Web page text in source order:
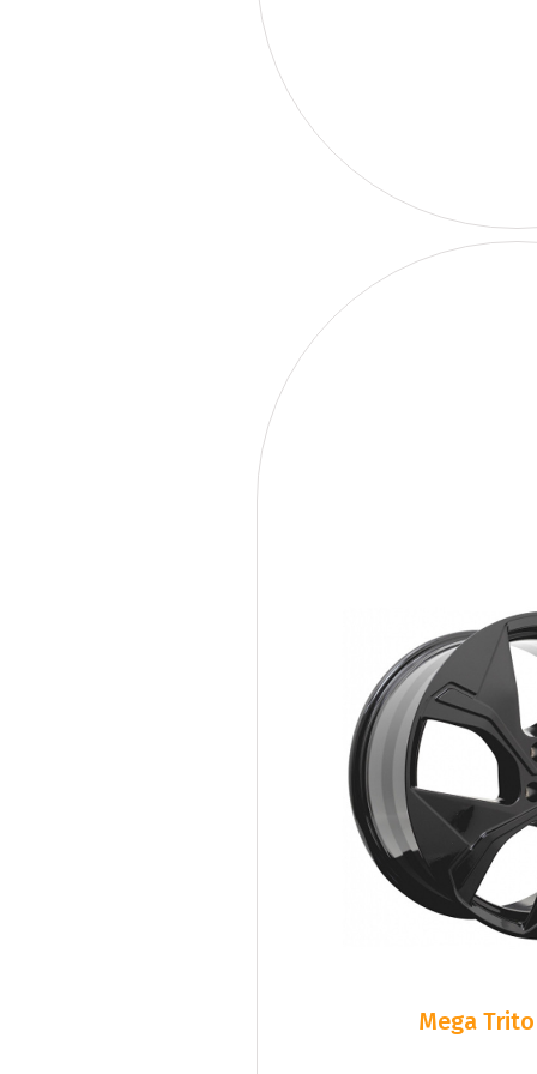
Mega